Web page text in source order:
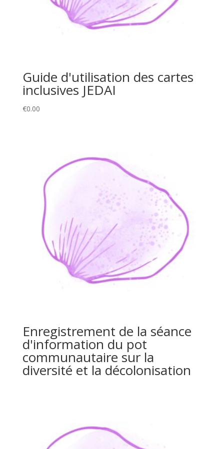
Guide d'utilisation des cartes
inclusives JEDAI
€0.00
Enregistrement de la séance
d'information du pot
communautaire sur la
diversité et la décolonisation